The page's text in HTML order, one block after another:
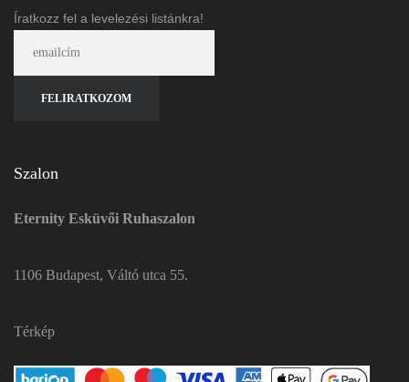
Íratkozz fel a levelezési listánkra!
Szalon
Eternity Esküvői Ruhaszalon
1106 Budapest, Váltó utca 55.
Térkép